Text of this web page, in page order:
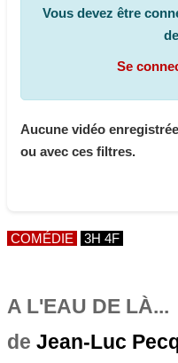
Vous devez être
Se
Aucune vidéo
ou avec ces filtres.
COMÉDIE 3H 4F
A L'EAU DE LÀ...
de Jean-Luc